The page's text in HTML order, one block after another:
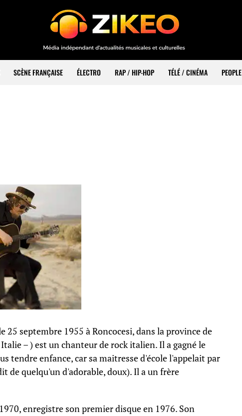
SCÈNE FRANÇAISE ÉLECTRO RAP / HIP-HOP TÉLÉ / CINÉMA PEOPLE
septembre 1955 à Roncocesi, dans la province de
– ) est un chanteur de rock italien. Il a gagné le
tendre enfance, car sa maitresse d'école l'appelait par
de quelqu'un d'adorable, doux). Il a un frère
enregistre son premier disque en 1976. Son